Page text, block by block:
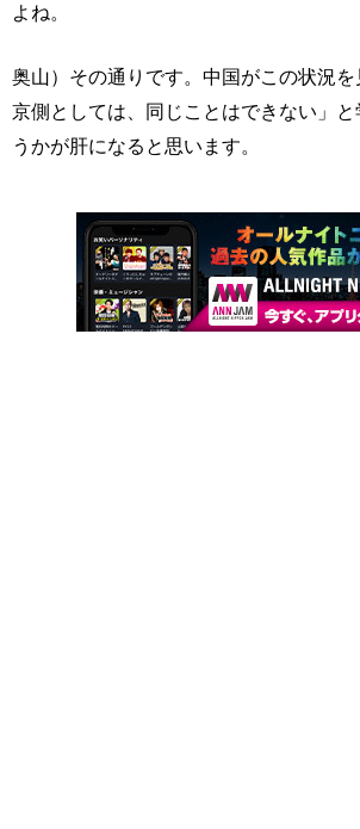
よね。
奥山）その通りです。中国がこの状況
京側としては、同じことはできない」
うかが肝になると思います。